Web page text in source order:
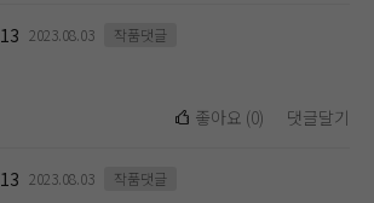
2023.08.03 작품댓글
좋아요 (0) 댓글달기
2023.08.03 작품댓글